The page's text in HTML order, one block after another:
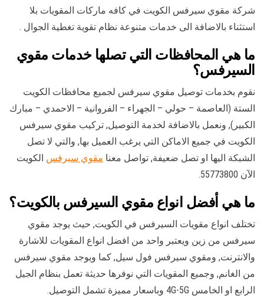
شركة مقوي سيرفس الكويت في كافه ماركات المقويات بلا
استثناء بالاضافة الى خدمات متنوعة نظام تقوية تغطية الجوال .
ما هي المحافظات التي تصلها خدمات مقوي
السيرفس؟
نقوم بخدمات توصيل مقوي سيرفس لجميع محافظات الكويت
الستة (العاصمة – حولي – الجهراء – الفروانية – الاحمدي – مبارك
الكبير), ونعمل بالاضافة لخدمة التوصيل, تركيب مقوي سيرفس
الكويت في جميع الاماكن التي يرغب العميل بها, والتي لا تصل
الشبكة اليها او تصل ضعيفة, تواصل معنا مقوي سيرفس الكويت
الآن 55773800.
ما هي أفضل انواع مقوي السيرفس بالكويت؟
تختلف انواع مقويات السيرفس في الكويت, حيث يوجد مقوي
سيرفس من زين ويعتبر واحد من افضل انواع المقويات للاشارة
والانترنت, ومقوي سيرفس فول سيل, كما ويوجد مقوي سيرفس
من الغانم, وجميع المقويات التي نوفرها حديثة تعمل بنظام الجيل
الرابع او الخامس 4G-5G وباسعار مميزة تشمل التوصيل.